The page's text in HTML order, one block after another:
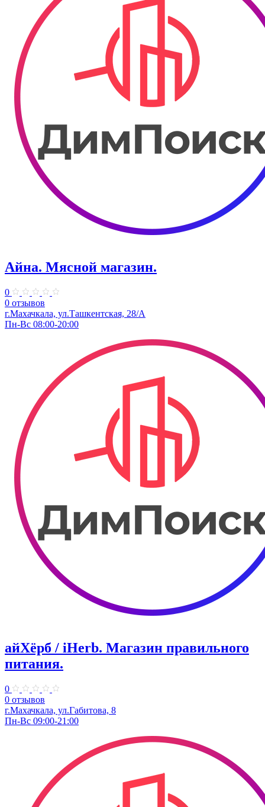
Айна. Мясной магазин.
0
0 отзывов
г.Махачкала, ул.​Ташкентская, 28/А
Пн-Вс 08:00-20:00
айХёрб / iHerb. Магазин правильного
питания.
0
0 отзывов
г.Махачкала, ул.Габитова, 8
Пн-Вс 09:00-21:00